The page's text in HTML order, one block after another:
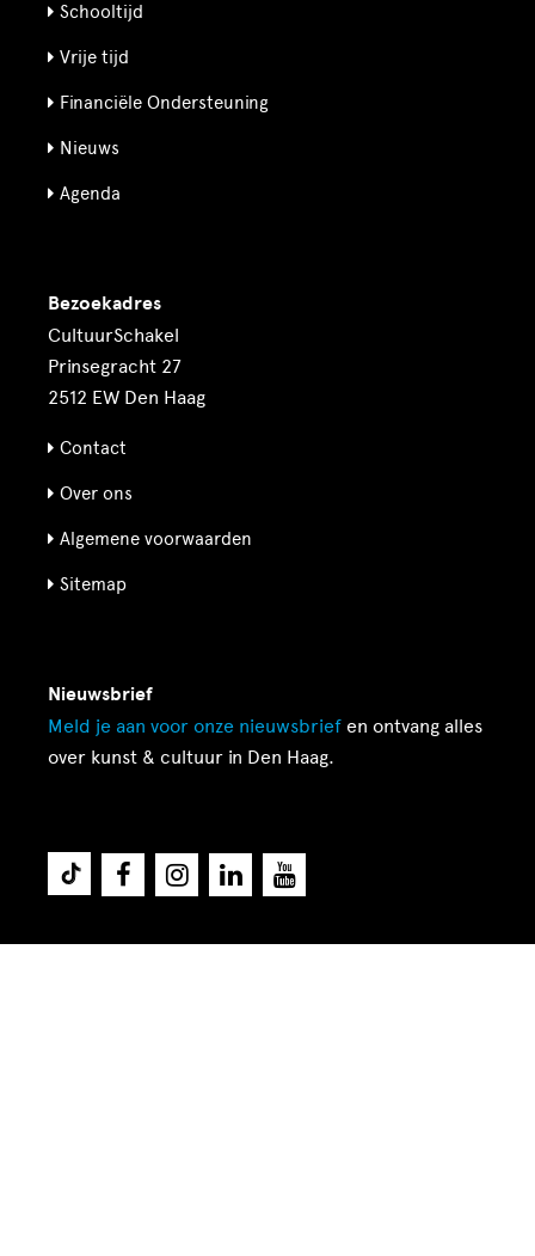
Schooltijd
Vrije tijd
Financiële Ondersteuning
Nieuws
Agenda
Bezoekadres
CultuurSchakel
Prinsegracht 27
2512 EW Den Haag
Contact
Over ons
Algemene voorwaarden
Sitemap
Nieuwsbrief
Meld je aan voor onze nieuwsbrief en ontvang alles
over kunst & cultuur in Den Haag.